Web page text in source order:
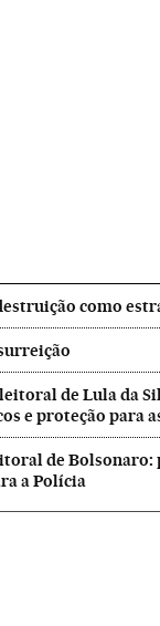
como
de Lula da
e proteção para
de Bolsonaro:
a Polícia